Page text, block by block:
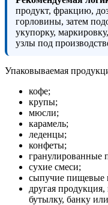
продукт, фракцию,
горловины, затем
укупорку,
узлы под
Упаковываемая
кофе;
крупы;
мюсли;
карамель;
леденцы;
конфеты;
гранулированные
сухие смеси;
сыпучие пищевые
другая
бутылку, банку